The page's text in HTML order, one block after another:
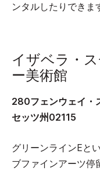
ンタルしたりできま
イザベラ・
ー美術館
280フェンウェイ・
セッツ州02115
グリーンラインEと
ブファインアーツ停